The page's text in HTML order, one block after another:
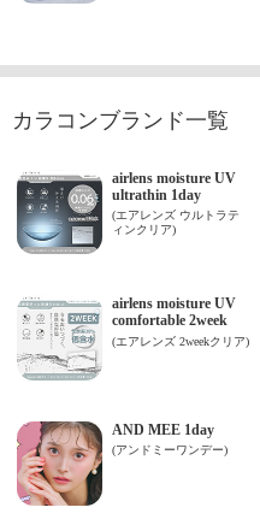
カラコンブランド一覧